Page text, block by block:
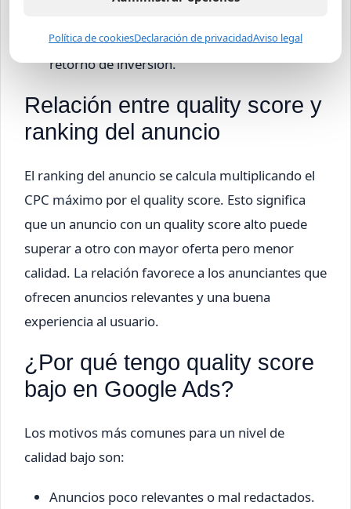
La eficiencia general de la campaña y el
retorno de inversión.
Relación entre quality score y
ranking del anuncio
El ranking del anuncio se calcula multiplicando el
CPC máximo por el quality score. Esto significa
que un anuncio con un quality score alto puede
superar a otro con mayor oferta pero menor
calidad. La relación favorece a los anunciantes que
ofrecen anuncios relevantes y una buena
experiencia al usuario.
¿Por qué tengo quality score
bajo en Google Ads?
Los motivos más comunes para un nivel de
calidad bajo son:
Anuncios poco relevantes o mal redactados.
Política de cookiesDeclaración de privacidadAviso legal